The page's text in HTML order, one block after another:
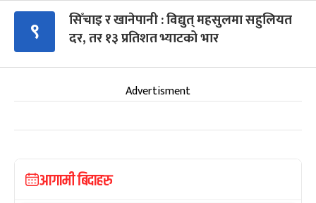
९
सिँचाइ र खानेपानी : विद्युत् महसुलमा सहुलियत
दर, तर १३ प्रतिशत भ्याटको भार
Advertisment
आगामी बिदाहरु